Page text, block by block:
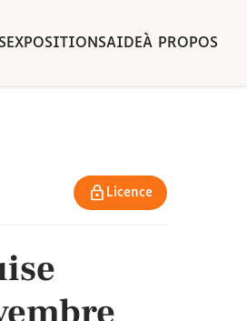
EXPOSITIONSAIDEÀ PROPOS
Licence